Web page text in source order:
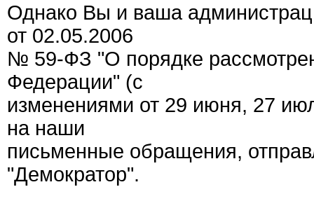
Однако Вы и ваша
от 02.05.2006
№ 59-ФЗ "О порядке
Федерации" (с
изменениями от 29 июня, 27
на наши
письменные обращения,
"Демократор".